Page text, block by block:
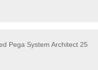
Pega System Architect 25